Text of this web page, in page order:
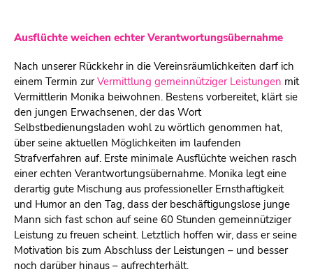
Ausflüchte weichen echter Verantwortungsübernahme
Nach unserer Rückkehr in die Vereinsräumlichkeiten darf ich
einem Termin zurVermittlung gemeinnütziger Leistungen mit
Vermittlerin Monika beiwohnen. Bestens vorbereitet, klärt sie
den jungen Erwachsenen, der das Wort
Selbstbedienungsladen wohl zu wörtlich genommen hat,
über seine aktuellen Möglichkeiten im laufenden
Strafverfahren auf. Erste minimale Ausflüchte weichen rasch
einer echten Verantwortungsübernahme. Monika legt eine
derartig gute Mischung aus professioneller Ernsthaftigkeit
und Humor an den Tag, dass der beschäftigungslose junge
Mann sich fast schon auf seine 60 Stunden gemeinnütziger
Leistung zu freuen scheint. Letztlich hoffen wir, dass er seine
Motivation bis zum Abschluss der Leistungen – und besser
noch darüber hinaus – aufrechterhält.